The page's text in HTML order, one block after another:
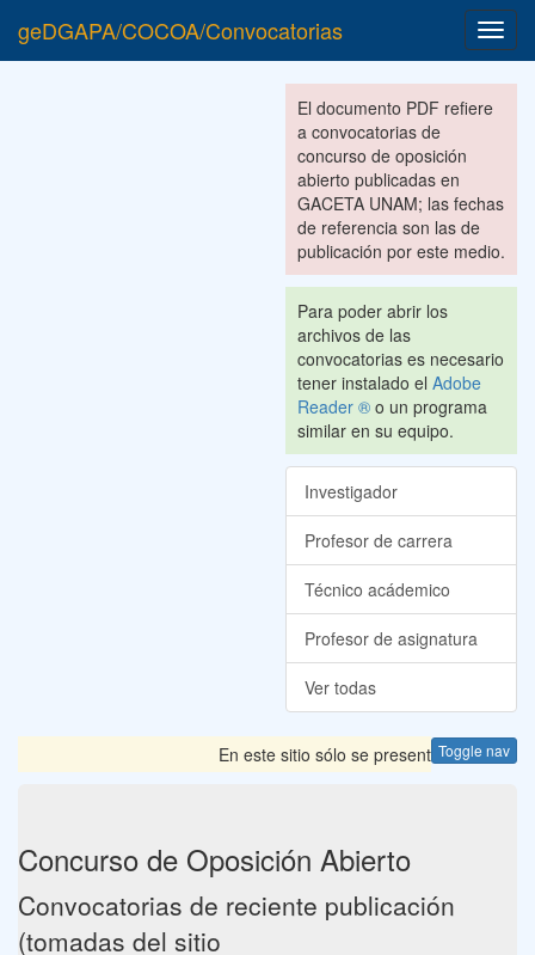
geDGAPA/COCOA/Convocatorias
El documento PDF refiere
a convocatorias de
concurso de oposición
abierto publicadas en
GACETA UNAM; las fechas
de referencia son las de
publicación por este medio.
Para poder abrir los
archivos de las
convocatorias es necesario
tener instalado el Adobe
Reader ® o un programa
similar en su equipo.
Investigador
Profesor de carrera
Técnico acádemico
Profesor de asignatura
Ver todas
Toggle nav
En este sitio sólo se presentan las
Concurso de Oposición Abierto
Convocatorias de reciente publicación
(tomadas del sitio